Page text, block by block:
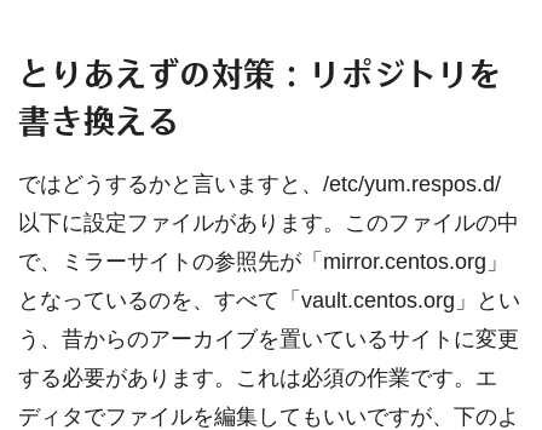
とりあえずの対策：リポジトリを
書き換える
ではどうするかと言いますと、/etc/yum.respos.d/
以下に設定ファイルがあります。このファイルの中
で、ミラーサイトの参照先が「mirror.centos.org」
となっているのを、すべて「vault.centos.org」とい
う、昔からのアーカイブを置いているサイトに変更
する必要があります。これは必須の作業です。エ
ディタでファイルを編集してもいいですが、下のよ